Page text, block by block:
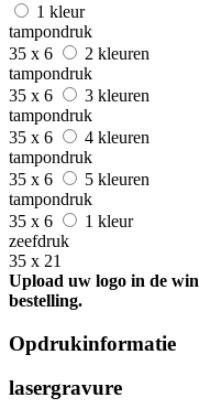
1 kleur
tampondruk
35 x 6
2 kleuren
tampondruk
35 x 6
3 kleuren
tampondruk
35 x 6
4 kleuren
tampondruk
35 x 6
5 kleuren
tampondruk
35 x 6
1 kleur
zeefdruk
35 x 21
Upload uw logo in de
bestelling.
Opdrukinformatie
lasergravure